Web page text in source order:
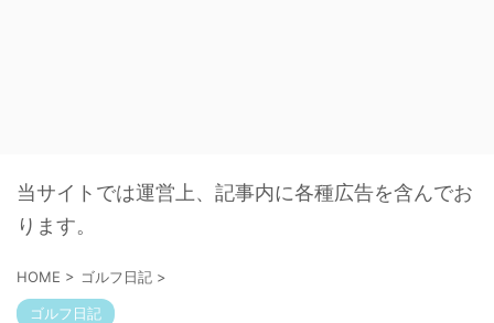
当サイトでは運営上、記事内に各種広告を含んでお
ります。
HOME > ゴルフ日記 >
ゴルフ日記